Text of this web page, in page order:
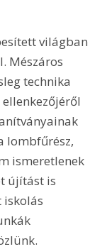
világban
Mészáros
technika
lombfűrész,
ismeretlenek
újítást is
iskolás